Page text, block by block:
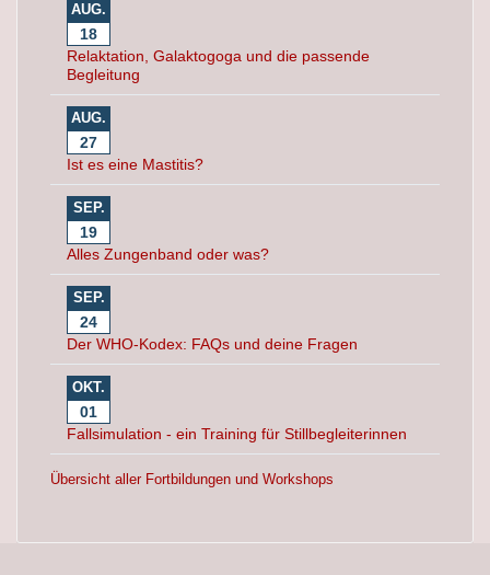
AUG.
18
Relaktation, Galaktogoga und die passende
Begleitung
AUG.
27
Ist es eine Mastitis?
SEP.
19
Alles Zungenband oder was?
SEP.
24
Der WHO-Kodex: FAQs und deine Fragen
OKT.
01
Fallsimulation - ein Training für Stillbegleiterinnen
Übersicht aller Fortbildungen und Workshops